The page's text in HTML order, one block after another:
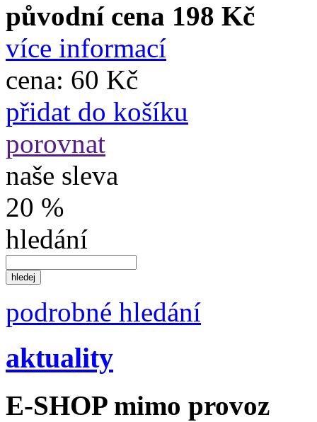
původní cena 198 Kč
více informací
cena: 60 Kč
přidat do košíku
porovnat
naše sleva
20 %
hledání
podrobné hledání
aktuality
E-SHOP mimo provoz